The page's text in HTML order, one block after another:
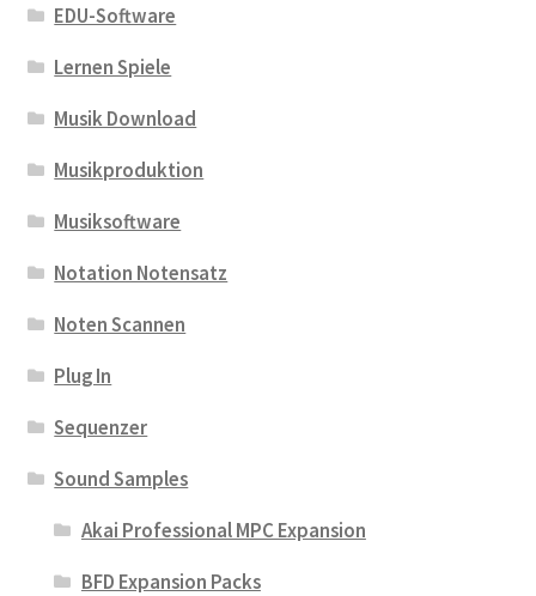
EDU-Software
Lernen Spiele
Musik Download
Musikproduktion
Musiksoftware
Notation Notensatz
Noten Scannen
Plug In
Sequenzer
Sound Samples
Akai Professional MPC Expansion
BFD Expansion Packs